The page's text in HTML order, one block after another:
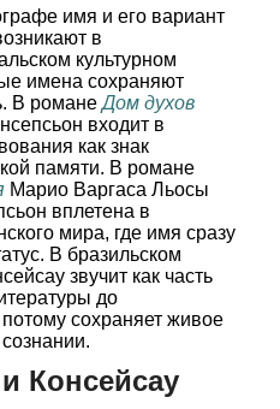
имя и его вариант
в
культурном
имена сохраняют
В романеДом духов
входит в
как знак
памяти. В романе
Марио Варгаса Льосы
вплетена в
мира, где имя сразу
В бразильском
звучит как часть
до
сохраняет живое
Консейсау